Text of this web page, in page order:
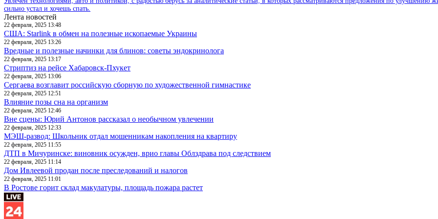
сильно устал и хочешь спать.
Лента новостей
22 февраля, 2025 13:48
США: Starlink в обмен на полезные ископаемые Украины
22 февраля, 2025 13:26
Вредные и полезные начинки для блинов: советы эндокринолога
22 февраля, 2025 13:17
Стриптиз на рейсе Хабаровск-Пхукет
22 февраля, 2025 13:06
Сергаева возглавит российскую сборную по художественной гимнастике
22 февраля, 2025 12:51
Влияние позы сна на организм
22 февраля, 2025 12:46
Вне сцены: Юрий Антонов рассказал о необычном увлечении
22 февраля, 2025 12:33
МЭШ-развод: Школьник отдал мошенникам накопления на квартиру
22 февраля, 2025 11:55
ДТП в Мичуринске: виновник осужден, врио главы Облздрава под следствием
22 февраля, 2025 11:14
Дом Ивлеевой продан после преследований и налогов
22 февраля, 2025 11:01
В Ростове горит склад макулатуры, площадь пожара растет